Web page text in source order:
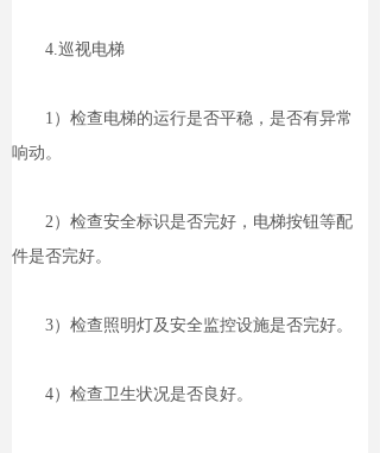
4.巡视电梯
1）检查电梯的运行是否平稳，是否有异常
响动。
2）检查安全标识是否完好，电梯按钮等配
件是否完好。
3）检查照明灯及安全监控设施是否完好。
4）检查卫生状况是否良好。